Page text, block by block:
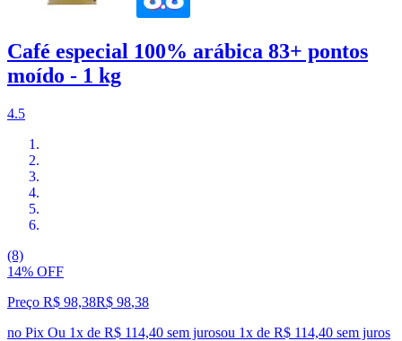
Café especial 100% arábica 83+ pontos
moído - 1 kg
4.5
(8)
14% OFF
Preço R$ 98,38R$ 98,38
no Pix Ou 1x de R$ 114,40 sem jurosou 1x de R$ 114,40 sem juros